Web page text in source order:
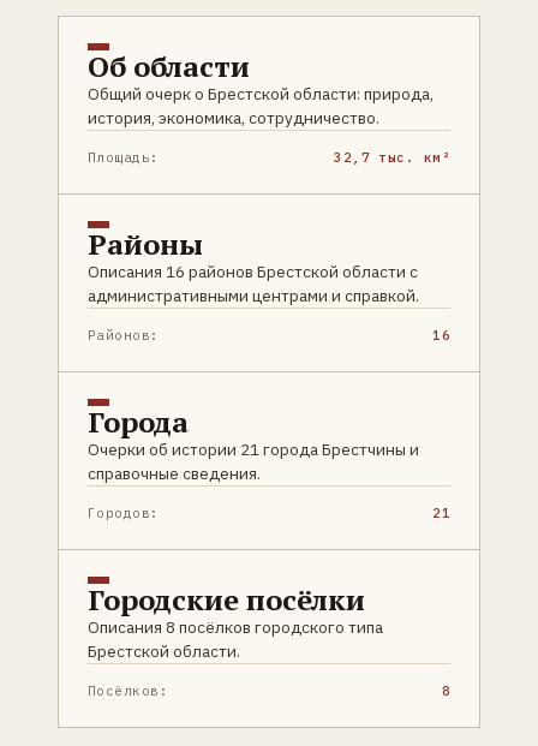
Об области
Общий очерк о Брестской области: природа,
история, экономика, сотрудничество.
Площадь: 32,7 тыс. км²
Районы
Описания 16 районов Брестской области с
административными центрами и справкой.
Районов: 16
Города
Очерки об истории 21 города Брестчины и
справочные сведения.
Городов: 21
Городские посёлки
Описания 8 посёлков городского типа
Брестской области.
Посёлков: 8